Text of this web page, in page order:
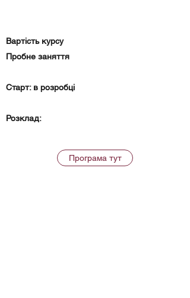
Вартість курсу
Пробне заняття
Старт: в розробці
Розклад:
Програма тут